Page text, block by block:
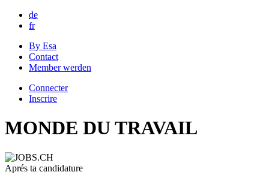
de
fr
By Esa
Contact
Member werden
Connecter
Inscrire
MONDE DU TRAVAIL
Aprés ta candidature